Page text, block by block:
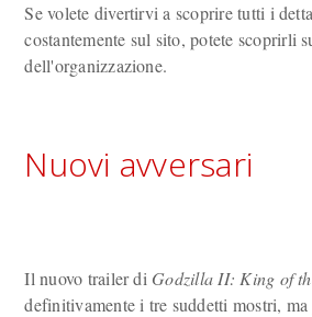
Se volete divertirvi a scoprire tutti i
costantemente sul sito, potete scoprirli
dell'organizzazione.
Nuovi avversari
Il nuovo trailer di Godzilla II: King of
definitivamente i tre suddetti mostri,